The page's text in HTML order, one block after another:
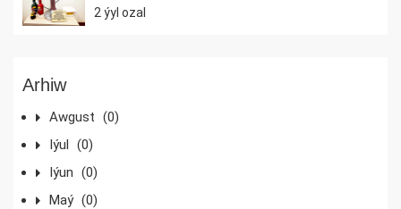
2 ýyl ozal
Arhiw
Awgust (0)
Iýul (0)
Iýun (0)
Maý (0)